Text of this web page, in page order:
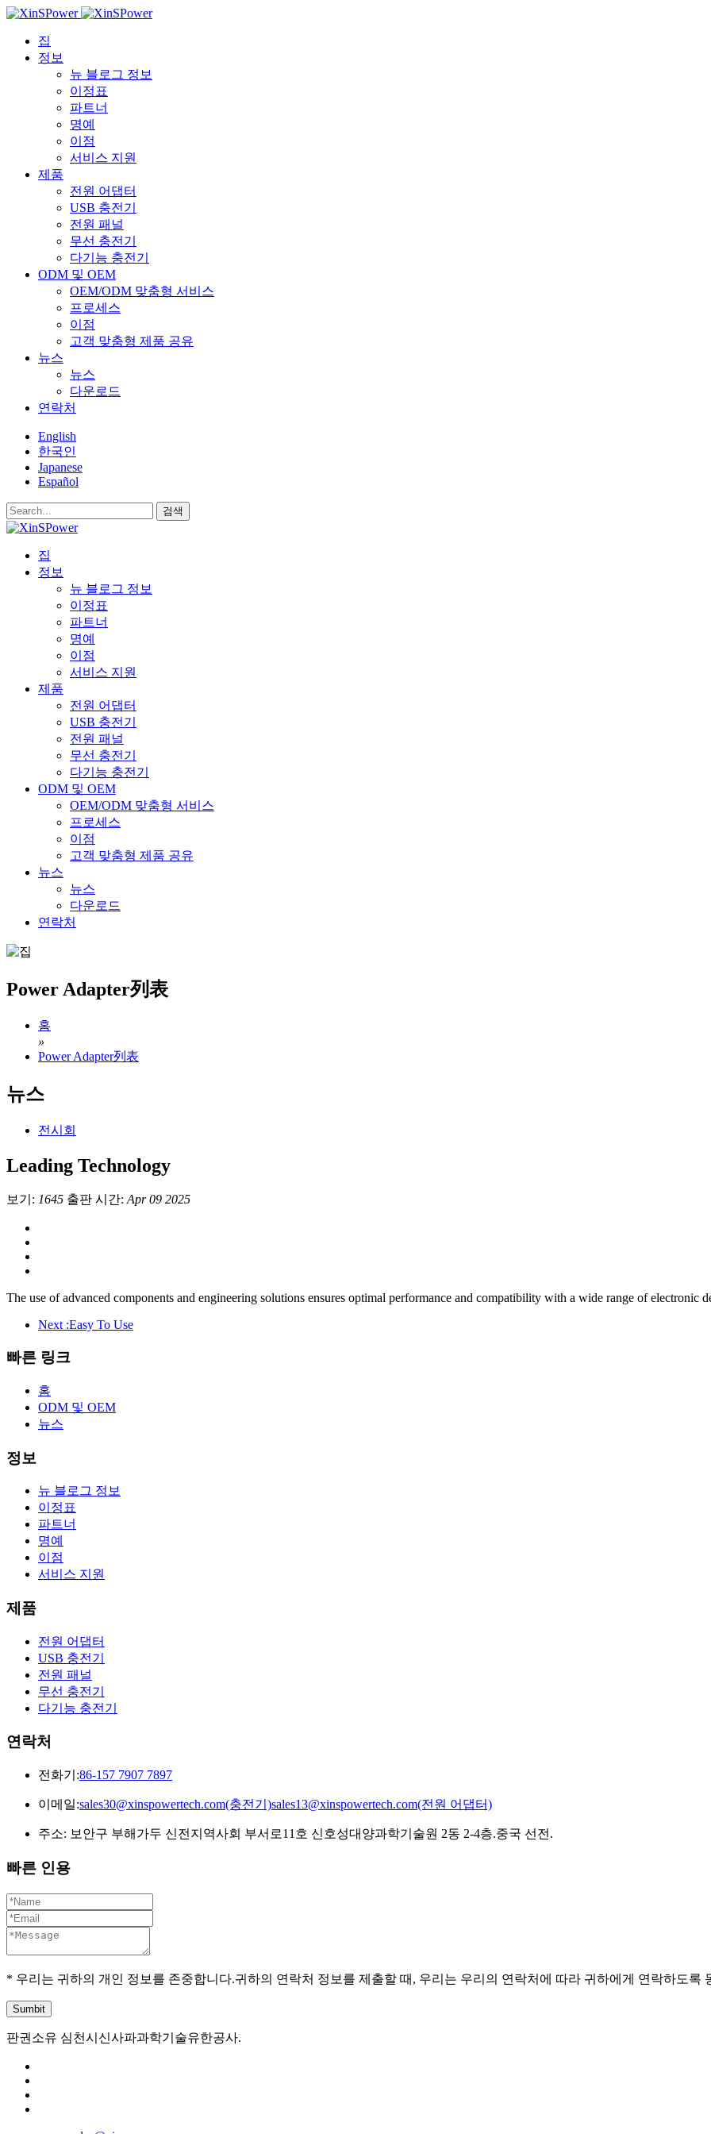
집
정보
뉴 블로그 정보
이정표
파트너
명예
이점
서비스 지원
제품
전원 어댑터
USB 충전기
전원 패널
무선 충전기
다기능 충전기
ODM 및 OEM
OEM/ODM 맞춤형 서비스
프로세스
이점
고객 맞춤형 제품 공유
뉴스
뉴스
다운로드
연락처
English
한국인
Japanese
Español
검색
집
정보
뉴 블로그 정보
이정표
파트너
명예
이점
서비스 지원
제품
전원 어댑터
USB 충전기
전원 패널
무선 충전기
다기능 충전기
ODM 및 OEM
OEM/ODM 맞춤형 서비스
프로세스
이점
고객 맞춤형 제품 공유
뉴스
뉴스
다운로드
연락처
Power Adapter列表
홈
»
Power Adapter列表
뉴스
전시회
Leading Technology
보기: 1645 출판 시간:Apr 09 2025
The use of advanced components and engineering solutions ensures optimal performance and compatibility with a wide range of electronic
Next :Easy To Use
빠른 링크
홈
ODM 및 OEM
뉴스
정보
뉴 블로그 정보
이정표
파트너
명예
이점
서비스 지원
제품
전원 어댑터
USB 충전기
전원 패널
무선 충전기
다기능 충전기
연락처
전화기:86-157 7907 7897
이메일:sales30@xinspowertech.com(충전기)sales13@xinspowertech.com(전원 어댑터)
주소: 보안구 부해가두 신전지역사회 부서로11호 신호성대양과학기술원 2동 2-4층.중국 선전.
빠른 인용
* 우리는 귀하의 개인 정보를 존중합니다.귀하의 연락처 정보를 제출할 때, 우리는 우리의 연락처에 따라 귀하에게 연락하도록
판권소유 심천시신사파과학기술유한공사.